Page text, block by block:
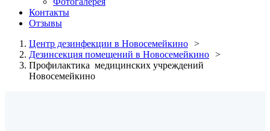
Контакты
Отзывы
Центр дезинфекции в Новосемейкино
Дезинсекция помещений в Новосемейкино
Профилактика медицинских учреждений
Новосемейкино